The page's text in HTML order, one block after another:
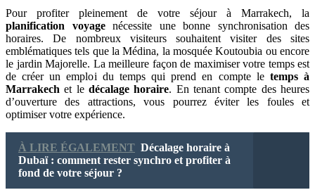
Pour profiter pleinement de votre séjour à Marrakech, la
planification voyagenécessite une bonne synchronisation des
horaires. De nombreux visiteurs souhaitent visiter des sites
emblématiques tels que la Médina, la mosquée Koutoubia ou encore
le jardin Majorelle. La meilleure façon de maximiser votre temps est
de créer un emploi du temps qui prend en compte le temps à
Marrakech et le décalage horaire. En tenant compte des heures
d’ouverture des attractions, vous pourrez éviter les foules et
optimiser votre expérience.
À LIRE ÉGALEMENT Décalage horaire à
Dubaï : comment rester synchro et profiter à
fond de votre séjour ?